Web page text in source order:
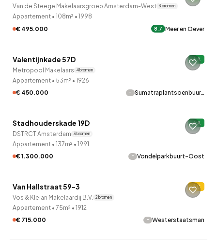
Van de Steege Makelaarsgroep Amsterdam-West 3 bronnen
Appartement • 108m² • 1998
€ 495.000
8.7 Meer en Oever
Valentijnkade 57D A
Metropool Makelaars 4 bronnen
Appartement • 53m² • 1926
€ 450.000
- Sumatraplantsoenbuur…
Stadhouderskade 19D A
DSTRCT Amsterdam 3 bronnen
Appartement • 137m² • 1991
€ 1.300.000
- Vondelparkbuurt-Oost
Van Hallstraat 59-3 C
Vos & Kleian Makelaardij B.V. 2 bronnen
Appartement • 75m² • 1912
€ 715.000
- Westerstaatsman